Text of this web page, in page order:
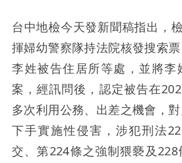
台中地檢今天發新聞稿指出，
揮婦幼警察隊持法院核發搜索
李姓被告住居所等處，並將李
案，經訊問後，認定被告在
多次利用公務、出差之機會，
下手實施性侵害，涉犯刑法
交、第224條之強制猥褻及